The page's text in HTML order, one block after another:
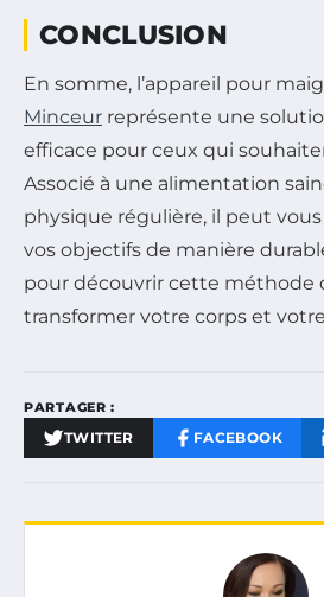
CONCLUSION
En somme, l’appareil pour
Minceur représente une
efficace pour ceux qui
Associé à une alimentation
physique régulière, il peut
vos objectifs de manière
pour découvrir cette méthode
transformer votre corps et
PARTAGER :
TWITTER FACEBOOK